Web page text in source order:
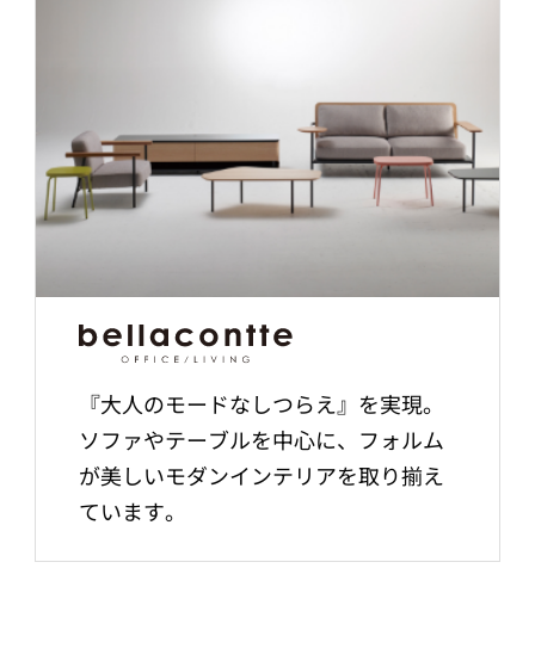
『大人のモードなしつらえ』を実現。
ソファやテーブルを中心に、フォルム
が美しいモダンインテリアを取り揃え
ています。